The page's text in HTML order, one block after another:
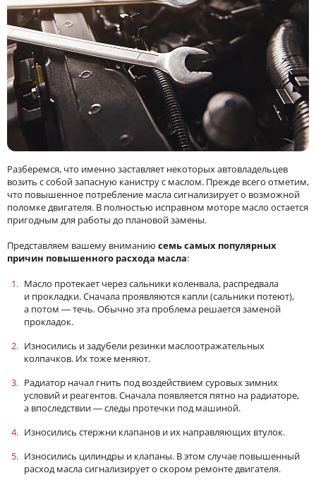
Разберемся, что именно заставляет некоторых автовладельцев
возить с собой запасную канистру с маслом. Прежде всего отметим,
что повышенное потребление масла сигнализирует о возможной
поломке двигателя. В полностью исправном моторе масло остаeтся
пригодным для работы до плановой замены.
Представляем вашему вниманию семь самых популярных
причин повышенного расхода масла:
Масло протекает через сальники коленвала, распредвала
и прокладки. Сначала проявляются капли (сальники потеют),
а потом — течь. Обычно эта проблема решается заменой
прокладок.
Износились и задубели резинки маслоотражательных
колпачков. Их тоже меняют.
Радиатор начал гнить под воздействием суровых зимних
условий и реагентов. Сначала появляется пятно на радиаторе,
а впоследствии — следы протечки под машиной.
Износились стержни клапанов и их направляющих втулок.
Износились цилиндры и клапаны. В этом случае повышенный
расход масла сигнализирует о скором ремонте двигателя.